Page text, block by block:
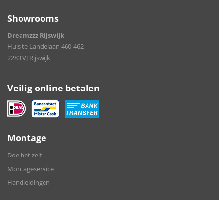
Showrooms
Dreamzzz Rijswijk
Huis te Landelaan 460-462
2283 VJ Rijswijk
Veilig online betalen
Montage
Doe het zelf
Montageservice
Handleidingen